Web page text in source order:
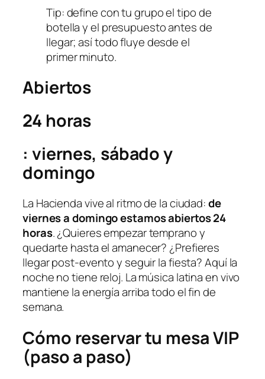
Tip: define con tu grupo el tipo de
botella y el presupuesto antes de
llegar; así todo fluye desde el
primer minuto.
Abiertos
24 horas
: viernes, sábado y
domingo
La Hacienda vive al ritmo de la ciudad:de
viernes a domingo estamos abiertos 24
horas. ¿Quieres empezar temprano y
quedarte hasta el amanecer? ¿Prefieres
llegar post-evento y seguir la fiesta? Aquí la
noche no tiene reloj. La música latina en vivo
mantiene la energía arriba todo el fin de
semana.
Cómo reservar tu mesa VIP
(paso a paso)